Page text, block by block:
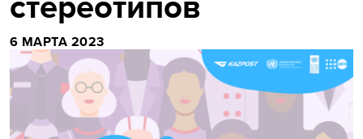
6 МАРТА 2023